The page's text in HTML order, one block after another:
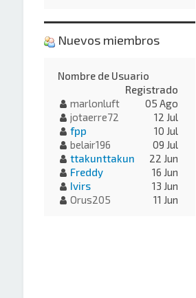
Nuevos miembros
Nombre de Usuario
Registrado
marlonluft
05 Ago
jotaerre72
12 Jul
fpp
10 Jul
belair196
09 Jul
ttakunttakun
22 Jun
Freddy
16 Jun
Ivirs
13 Jun
Orus205
11 Jun